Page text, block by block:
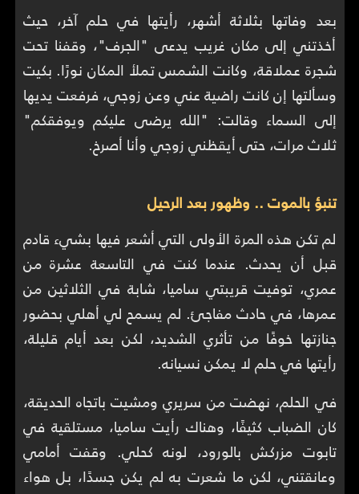
بعد وفاتها بثلاثة أشهر، رأيتها في حلم آخر، حيث
أخذتني إلى مكان غريب يدعى "الجرف"، وقفنا تحت
شجرة عملاقة، وكانت الشمس تملأ المكان نورًا. بكيت
وسألتها إن كانت راضية عني وعن زوجي، فرفعت يديها
إلى السماء وقالت: "الله يرضى عليكم ويوفقكم"
ثلاث مرات، حتى أيقظني زوجي وأنا أصرخ.
تنبؤ بالموت .. وظهور بعد الرحيل
لم تكن هذه المرة الأولى التي أشعر فيها بشيء قادم
قبل أن يحدث. عندما كنت في التاسعة عشرة من
عمري، توفيت قريبتي ساميا، شابة في الثلاثين من
عمرها، في حادث مفاجئ. لم يسمح لي أهلي بحضور
جنازتها خوفًا من تأثري الشديد، لكن بعد أيام قليلة،
رأيتها في حلم لا يمكن نسيانه.
في الحلم، نهضت من سريري ومشيت باتجاه الحديقة،
كان الضباب كثيفًا، وهناك رأيت ساميا، مستلقية في
تابوت مزركش بالورود، لونه كحلي. وقفت أمامي
وعانقتني، لكن ما شعرت به لم يكن جسدًا، بل هواء